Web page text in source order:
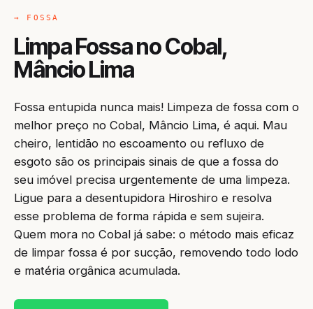
→ FOSSA
Limpa Fossa no Cobal,
Mâncio Lima
Fossa entupida nunca mais! Limpeza de fossa com o
melhor preço no Cobal, Mâncio Lima, é aqui. Mau
cheiro, lentidão no escoamento ou refluxo de
esgoto são os principais sinais de que a fossa do
seu imóvel precisa urgentemente de uma limpeza.
Ligue para a desentupidora Hiroshiro e resolva
esse problema de forma rápida e sem sujeira.
Quem mora no Cobal já sabe: o método mais eficaz
de limpar fossa é por sucção, removendo todo lodo
e matéria orgânica acumulada.